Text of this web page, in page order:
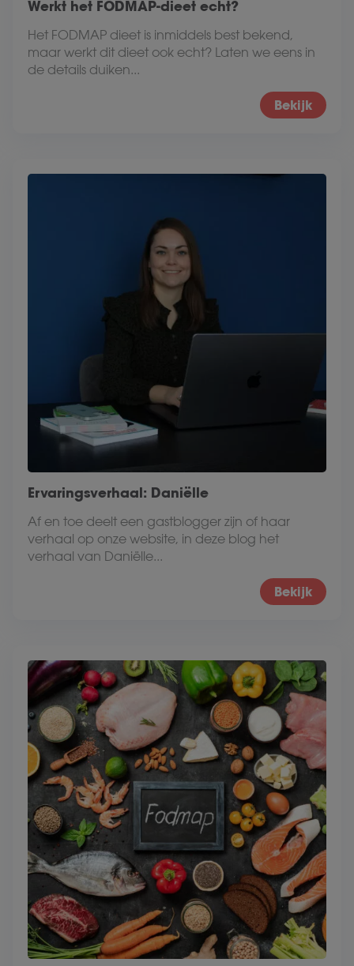
Werkt het FODMAP-dieet echt?
Het FODMAP dieet is inmiddels best bekend,
maar werkt dit dieet ook echt? Laten we eens in
de details duiken...
Bekijk
Ervaringsverhaal: Daniëlle
Af en toe deelt een gastblogger zijn of haar
verhaal op onze website, in deze blog het
verhaal van Daniëlle...
Bekijk